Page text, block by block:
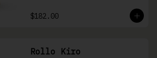
$182.00
Rollo Kiro